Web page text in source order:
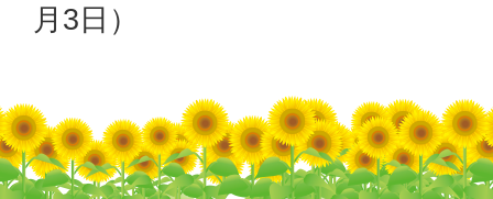
月3日）